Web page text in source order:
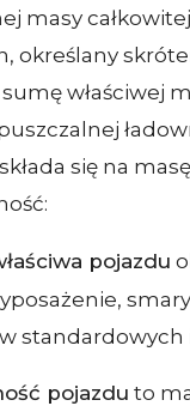
masy
określany
właściwej
się na
pojazdu
standardowych
pojazdu to